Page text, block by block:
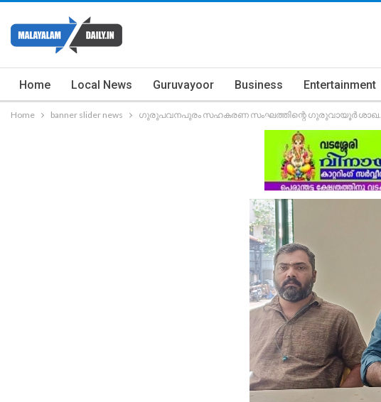
Home Local News Guruvayoor Business Entertainment
Home banner slider news ഗുരുപവനപുരം സഹകരണ സംഘത്തിന്റെ ഗുരുവായൂര്‍ ശാഖ.